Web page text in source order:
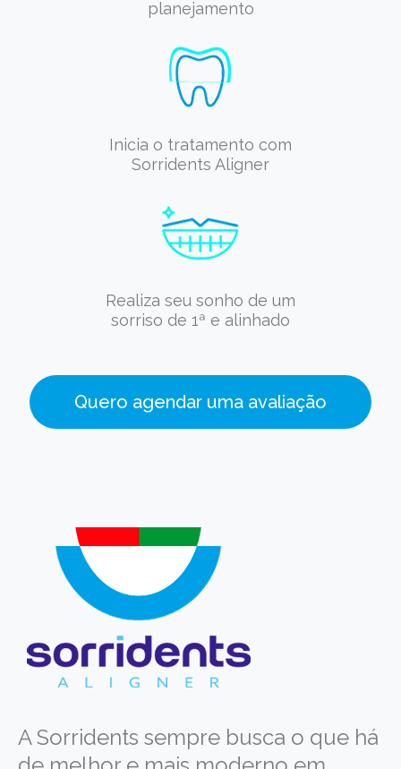
planejamento
Inicia o tratamento com
Sorridents Aligner
Realiza seu sonho de um
sorriso de 1ª e alinhado
Quero agendar uma avaliação
A Sorridents sempre busca o que há